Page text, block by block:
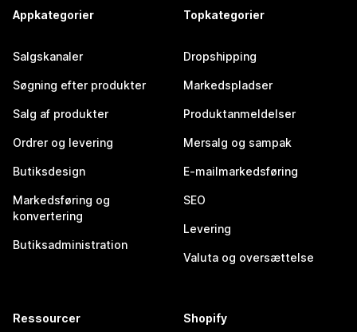
Appkategorier
Salgskanaler
Søgning efter produkter
Salg af produkter
Ordrer og levering
Butiksdesign
Markedsføring og
konvertering
Butiksadministration
Topkategorier
Dropshipping
Markedspladser
Produktanmeldelser
Mersalg og sampak
E-mailmarkedsføring
SEO
Levering
Valuta og oversættelse
Ressourcer Shopify